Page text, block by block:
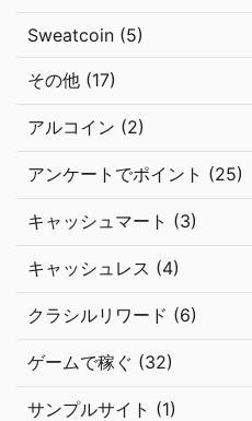
Sweatcoin (5)
その他 (17)
アルコイン (2)
アンケートでポイント (25)
キャッシュマート (3)
キャッシュレス (4)
クラシルリワード (6)
ゲームで稼ぐ (32)
サンプルサイト (1)